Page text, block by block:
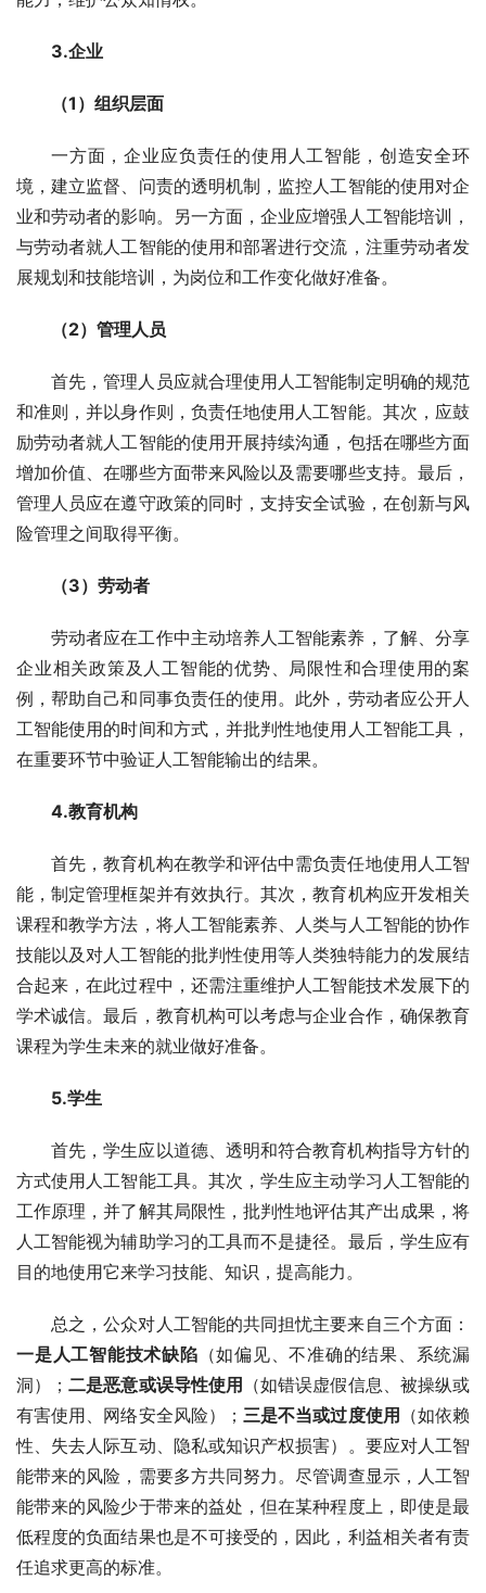
3.企业
（1）组织层面
一方面，企业应负责任的使用人工智能，创造安全环
境，建立监督、问责的透明机制，监控人工智能的使用对企
业和劳动者的影响。另一方面，企业应增强人工智能培训，
与劳动者就人工智能的使用和部署进行交流，注重劳动者发
展规划和技能培训，为岗位和工作变化做好准备。
（2）管理人员
首先，管理人员应就合理使用人工智能制定明确的规范
和准则，并以身作则，负责任地使用人工智能。其次，应鼓
励劳动者就人工智能的使用开展持续沟通，包括在哪些方面
增加价值、在哪些方面带来风险以及需要哪些支持。最后，
管理人员应在遵守政策的同时，支持安全试验，在创新与风
险管理之间取得平衡。
（3）劳动者
劳动者应在工作中主动培养人工智能素养，了解、分享
企业相关政策及人工智能的优势、局限性和合理使用的案
例，帮助自己和同事负责任的使用。此外，劳动者应公开人
工智能使用的时间和方式，并批判性地使用人工智能工具，
在重要环节中验证人工智能输出的结果。
4.教育机构
首先，教育机构在教学和评估中需负责任地使用人工智
能，制定管理框架并有效执行。其次，教育机构应开发相关
课程和教学方法，将人工智能素养、人类与人工智能的协作
技能以及对人工智能的批判性使用等人类独特能力的发展结
合起来，在此过程中，还需注重维护人工智能技术发展下的
学术诚信。最后，教育机构可以考虑与企业合作，确保教育
课程为学生未来的就业做好准备。
5.学生
首先，学生应以道德、透明和符合教育机构指导方针的
方式使用人工智能工具。其次，学生应主动学习人工智能的
工作原理，并了解其局限性，批判性地评估其产出成果，将
人工智能视为辅助学习的工具而不是捷径。最后，学生应有
目的地使用它来学习技能、知识，提高能力。
总之，公众对人工智能的共同担忧主要来自三个方面：
一是人工智能技术缺陷 （如偏见、不准确的结果、系统漏
洞）；二是恶意或误导性使用
（如错误虚假信息、被操纵或
有害使用、网络安全风险）； 三是不当或过度使用
（如依赖
性、失去人际互动、隐私或知识产权损害）。要应对人工智
能带来的风险，需要多方共同努力。尽管调查显示，人工智
能带来的风险少于带来的益处，但在某种程度上，即使是最
低程度的负面结果也是不可接受的，因此，利益相关者有责
任追求更高的标准。